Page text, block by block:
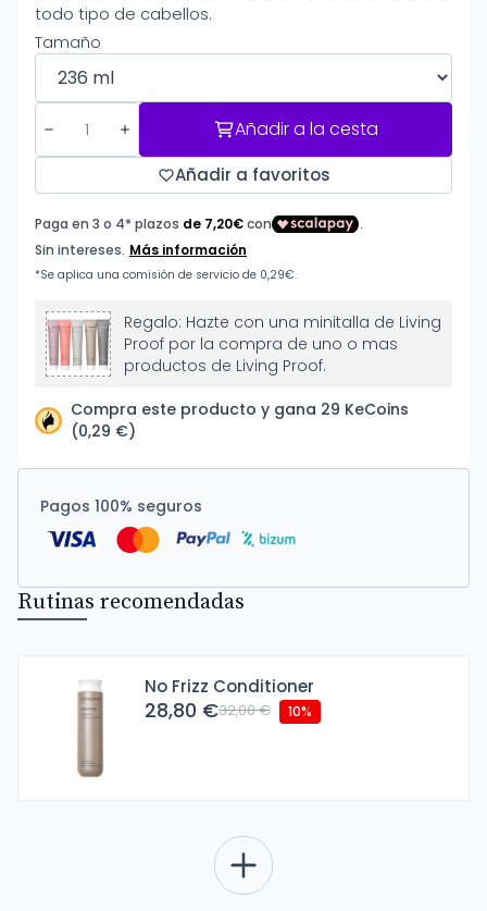
todo tipo de cabellos.
Tamaño
Añadir a la cesta
Añadir a favoritos
Regalo: Hazte con una minitalla de Living
Proof por la compra de uno o mas
productos de Living Proof.
Compra este producto y gana 29 KeCoins
(0,29 €)
Pagos 100% seguros
Rutinas recomendadas
No Frizz Conditioner
28,80 €32,00 € 10%